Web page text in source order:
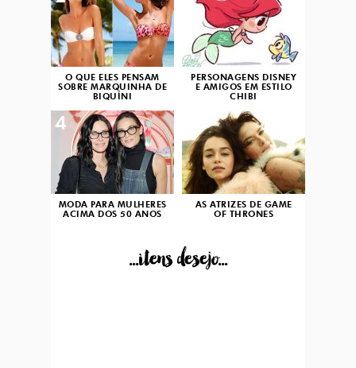
O QUE ELES PENSAM
SOBRE MARQUINHA DE
BIQUÍNI
PERSONAGENS DISNEY
E AMIGOS EM ESTILO
CHIBI
MODA PARA MULHERES
ACIMA DOS 50 ANOS
4
AS ATRIZES DE GAME
OF THRONES
...itens desejo...